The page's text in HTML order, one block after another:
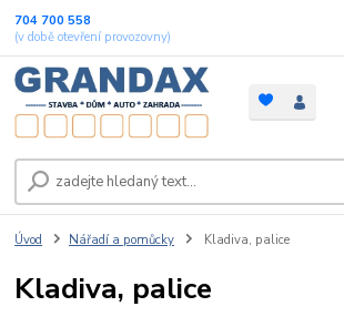
704 700 558
(v době otevření provozovny)
Úvod Nářadí a pomůcky Kladiva, palice
Kladiva, palice